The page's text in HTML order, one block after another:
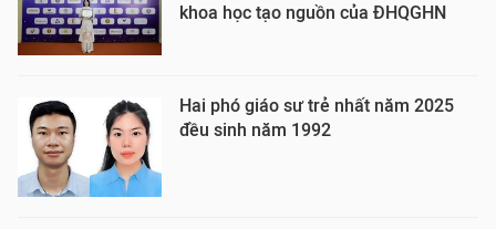
khoa học tạo nguồn của ĐHQGHN
Hai phó giáo sư trẻ nhất năm 2025
đều sinh năm 1992